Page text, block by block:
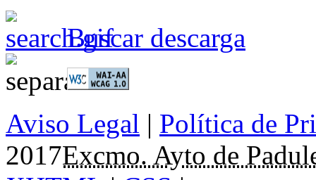
Buscar descarga
Aviso Legal | Política de
2017Excmo. Ayto de